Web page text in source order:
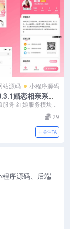
站源码 小程序源码
婚恋相亲系统
】+安装教程
服务 红娘服务模块是
色。专业红娘会通
人...
29
关注TA
程序源码、后端